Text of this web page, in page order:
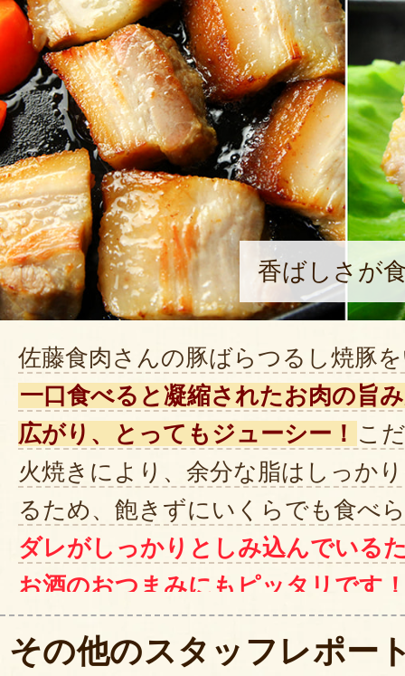
香ばしさが
佐藤食肉さんの豚ばらつるし焼豚
一口食べると凝縮されたお肉の旨
広がり、とってもジューシー！ こ
火焼きにより、余分な脂はしっか
るため、飽きずにいくらでも食べ
ダレがしっかりとしみ込んでいる
お酒のおつまみにもピッタリです
湯煎に数分かけるだけで簡単に食
をかけずに食卓を彩る素敵な一品
その他のスタッフレポー